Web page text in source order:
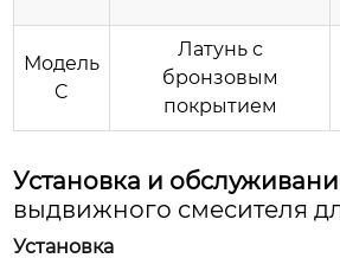
Модель
C
Латунь с
бронзовым
покрытием
Установка и
выдвижного смесителя
Установка